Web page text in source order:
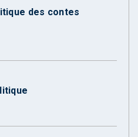
des contes